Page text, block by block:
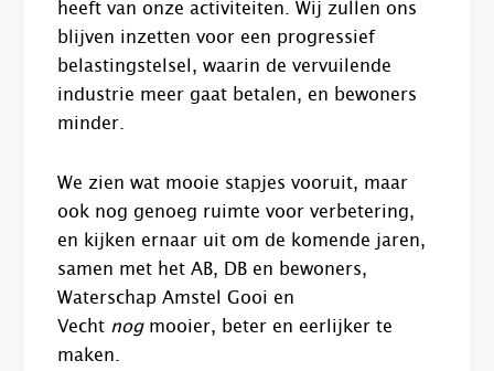
heeft van onze activiteiten. Wij zullen ons
blijven inzetten voor een progressief
belastingstelsel, waarin de vervuilende
industrie meer gaat betalen, en bewoners
minder.
We zien wat mooie stapjes vooruit, maar
ook nog genoeg ruimte voor verbetering,
en kijken ernaar uit om de komende jaren,
samen met het AB, DB en bewoners,
Waterschap Amstel Gooi en
Vecht nog mooier, beter en eerlijker te
maken.